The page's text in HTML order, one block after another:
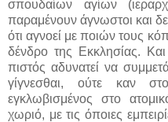
σπουδαίων αγίων
παραμένουν άγνωστοι και
ότι αγνοεί με ποιών τους
δένδρο της Εκκλησίας.
πιστός αδυνατεί να
γίγνεσθαι, ούτε καν
εγκλωβισμένος στο
χωριό, με τις όποιες